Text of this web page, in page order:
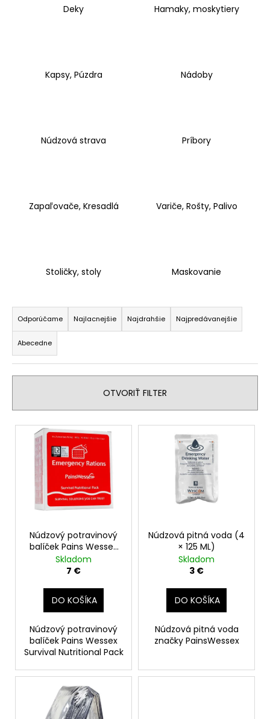
Deky Hamaky, moskytiery
Kapsy, Púzdra Nádoby
Núdzová strava Príbory
Zapaľovače, Kresadlá Variče, Rošty, Palivo
Stoličky, stoly Maskovanie
R
a
d
e
n
p
r
Odporúčame Najlacnejšie Najdrahšie Najpredávanejšie
Abecedne
OTVORIŤ FILTER
V
Núdzový potravinový
balíček Pains Wessex
500g
Skladom
7 €
DO KOŠÍKA
Núdzový potravinový
balíček Pains Wessex
Survival Nutritional Pack
Núdzová pitná voda (4
× 125 ML)
Skladom
3 €
DO KOŠÍKA
Núdzová pitná voda
značky PainsWessex
e